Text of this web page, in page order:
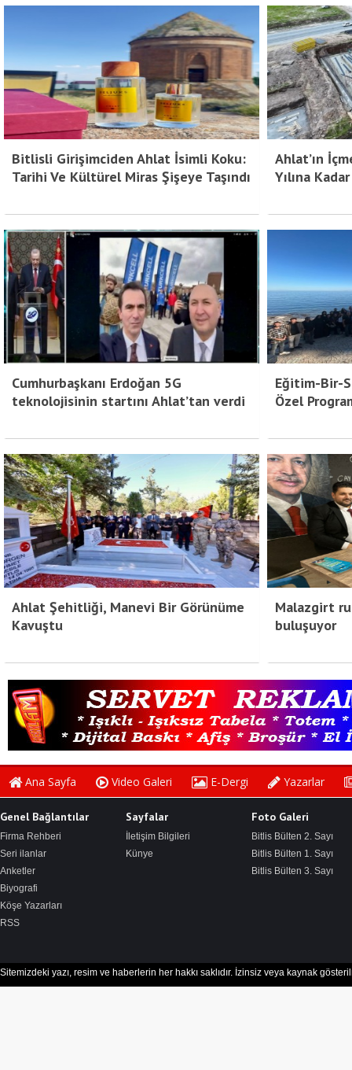
Bitlisli Girişimciden Ahlat İsimli Koku:
Tarihi Ve Kültürel Miras Şişeye Taşındı
Ahlat’ın
Yılına
Cumhurbaşkanı Erdoğan 5G
teknolojisinin startını Ahlat’tan verdi
Eğitim-Bir-
Özel
Ahlat Şehitliği, Manevi Bir Görünüme
Kavuştu
Malazgirt
buluşuyor
Ana Sayfa Video Galeri E-Dergi Yazarlar
Genel Bağlantılar
Firma Rehberi
Seri ilanlar
Anketler
Biyografi
Köşe Yazarları
RSS
Sayfalar
İletişim Bilgileri
Künye
Foto Galeri
Bitlis Bülten 2. Sayı
Bitlis Bülten 1. Sayı
Bitlis Bülten 3. Sayı
Sitemizdeki yazı, resim ve haberlerin her hakkı saklıdır. İzinsiz veya kaynak